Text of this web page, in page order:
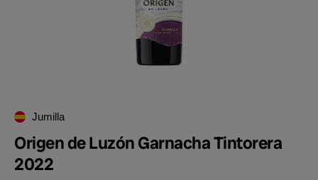
Jumilla
Origen de Luzón Garnacha Tintorera
2022